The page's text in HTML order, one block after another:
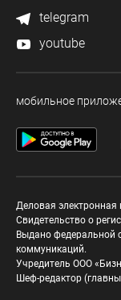
telegram
youtube
мобильное
Деловая электронная
Свидетельство о
Выдано федеральной
коммуникаций.
Учредитель ООО
Шеф-редактор